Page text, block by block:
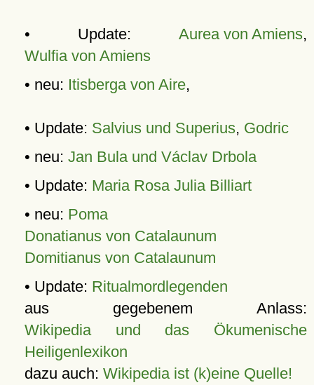
• Update: Aurea von Amiens,
Wulfia von Amiens
• neu: Itisberga von Aire,
• Update: Salvius und Superius, Godric
• neu: Jan Bula und Václav Drbola
• Update: Maria Rosa Julia Billiart
• neu: Poma
Donatianus von Catalaunum
Domitianus von Catalaunum
• Update: Ritualmordlegenden
aus gegebenem Anlass:
Wikipedia und das Ökumenische
Heiligenlexikon
dazu auch: Wikipedia ist (k)eine Quelle!